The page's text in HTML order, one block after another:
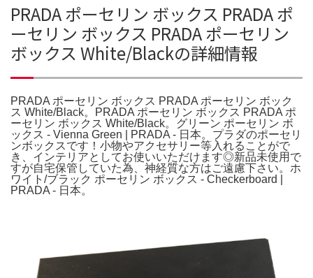
PRADA ポーセリン ボックス PRADA ポ
ーセリン ボックス PRADA ポーセリン
ボックス White/Blackの詳細情報
PRADA ポーセリン ボックス PRADA ポーセリン ボック
ス White/Black。PRADA ポーセリン ボックス PRADA ポ
ーセリン ボックス White/Black。グリーン ポーセリン ボ
ックス - Vienna Green | PRADA - 日本。プラダのポーセリ
ンボックスです！小物やアクセサリー等入れることがで
き、インテリアとしてお使いいただけます◎新品未使用で
すが自宅保管していた為、神経質な方はご遠慮下さい。ホ
ワイト/ブラック ポーセリン ボックス - Checkerboard |
PRADA - 日本。